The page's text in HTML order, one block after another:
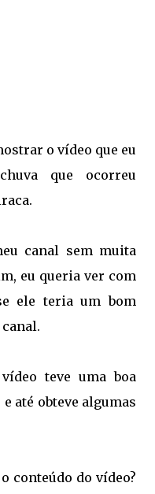
o vídeo que eu
que ocorreu
canal sem muita
eu queria ver com
ele teria um bom
teve uma boa
até obteve algumas
conteúdo do vídeo?